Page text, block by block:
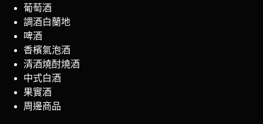
葡萄酒
調酒白蘭地
啤酒
香檳氣泡酒
清酒燒酎燒酒
中式白酒
果實酒
周邊商品